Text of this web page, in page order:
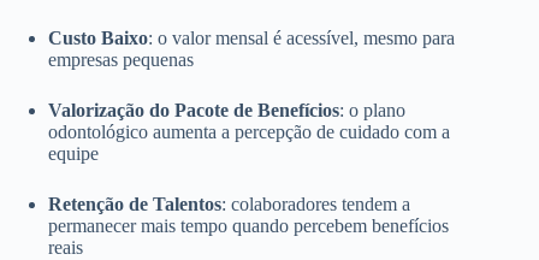
Custo Baixo: o valor mensal é acessível, mesmo para
empresas pequenas
Valorização do Pacote de Benefícios: o plano
odontológico aumenta a percepção de cuidado com a
equipe
Retenção de Talentos: colaboradores tendem a
permanecer mais tempo quando percebem benefícios
reais